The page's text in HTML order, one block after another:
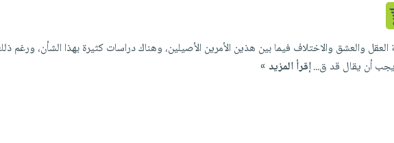
والعشق والاختلاف فيما بين هذين الأمرين الأصيلين، وهناك دراسات كثيرة بهذا الشأن،
يجب أن يقال قد ق...إقرأ المزيد »